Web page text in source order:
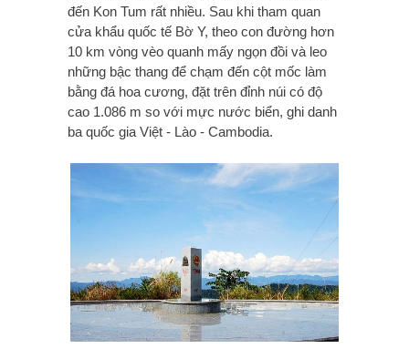
đến Kon Tum rất nhiều. Sau khi tham quan
cửa khẩu quốc tế Bờ Y, theo con đường hơn
10 km vòng vèo quanh mấy ngọn đồi và leo
những bậc thang để chạm đến cột mốc làm
bằng đá hoa cương, đặt trên đỉnh núi có độ
cao 1.086 m so với mực nước biển, ghi danh
ba quốc gia Việt - Lào - Cambodia.